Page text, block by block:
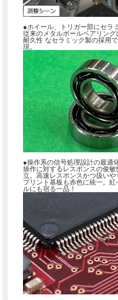
●ホイール、トリガー部にセラ
従来のメタルボールベアリン
耐久性 なセラミック製の採用
現。
●操作系の信号処理設計の最適
操作に対するレスポンスの俊
立。高速レスポンスかつ扱いや
プリント基板も赤色に統一。
ルにも宿る一品！